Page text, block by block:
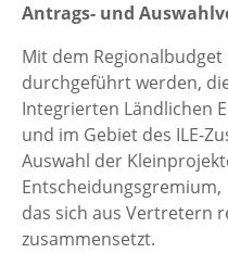
Antrags- und
Mit dem
durchgeführt werden,
Integrierten Ländlichen
und im Gebiet des ILE-
Auswahl der
Entscheidungsgremium,
das sich aus Vertretern
zusammensetzt.